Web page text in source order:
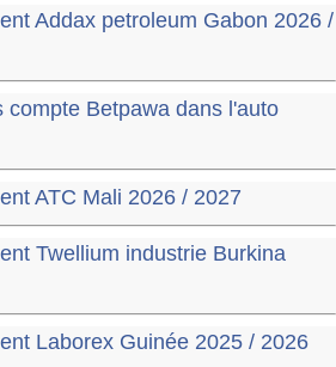
Addax petroleum Gabon 2026 /
compte Betpawa dans l'auto
ATC Mali 2026 / 2027
Twellium industrie Burkina
Laborex Guinée 2025 / 2026